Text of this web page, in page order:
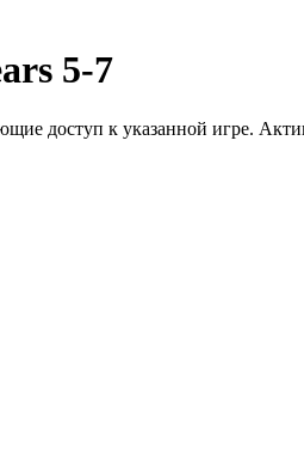
5-7
доступ к указанной игре.